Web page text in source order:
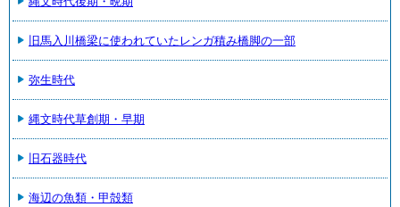
旧馬入川橋梁に使われていたレンガ積み橋脚の一部
弥生時代
縄文時代草創期・早期
旧石器時代
海辺の魚類・甲殻類